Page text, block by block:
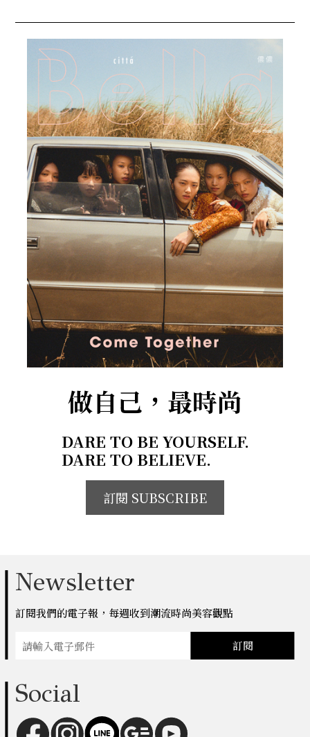
做自己，最時尚
DARE TO BE YOURSELF.
DARE TO BELIEVE.
訂閱 SUBSCRIBE
Newsletter
訂閱我們的電子報，每週收到潮流時尚美容觀點
訂閱
Social